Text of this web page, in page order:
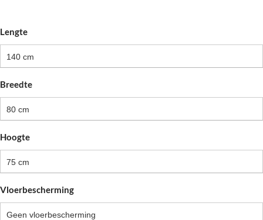
Lengte
140 cm
Breedte
80 cm
Hoogte
75 cm
Vloerbescherming
Geen vloerbescherming